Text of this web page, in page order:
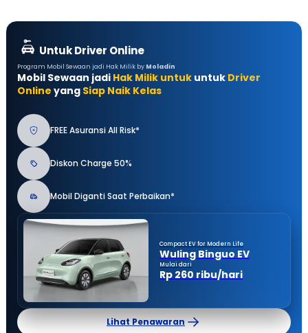
Untuk Driver Online
Program Mobil Sewaan jadi Hak Milik by Moladin
Mobil Sewaan jadi Hak Milik untuk untuk Driver
Online yang Siap Naik Kelas
FREE Asuransi All Risk*
Diskon Charge 50%
Mobil Diganti Saat Perbaikan*
Compact EV for Modern Life
Wuling Binguo EV
Mulai dari
Rp 260 ribu/hari
Lihat Penawaran